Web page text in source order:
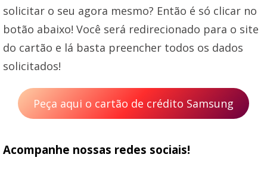
solicitar o seu agora mesmo? Então é só clicar no
botão abaixo! Você será redirecionado para o site
do cartão e lá basta preencher todos os dados
solicitados!
Peça aqui o cartão de crédito Samsung
Acompanhe nossas redes sociais!